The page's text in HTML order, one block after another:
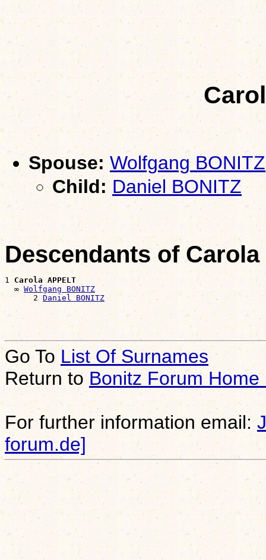
Spouse: Wolfgang BONITZ
Child: Daniel BONITZ
Descendants of Carola
1 Carola APPELT
  ∞
Wolfgang BONITZ
      2
Daniel BONITZ
Go To List Of Surnames
Return toBonitz Forum Home
For further information email:
forum.de]